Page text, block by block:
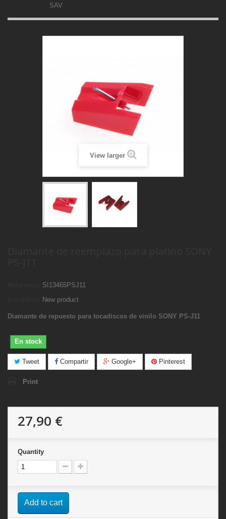
View larger
SI13465PSJ11
New product
Diamante de repuesto para tocadiscos de vinilo SONY PS-J11
En stock
Tweet Compartir Google+ Pinterest
Print
27,90 €
Quantity
Add to cart